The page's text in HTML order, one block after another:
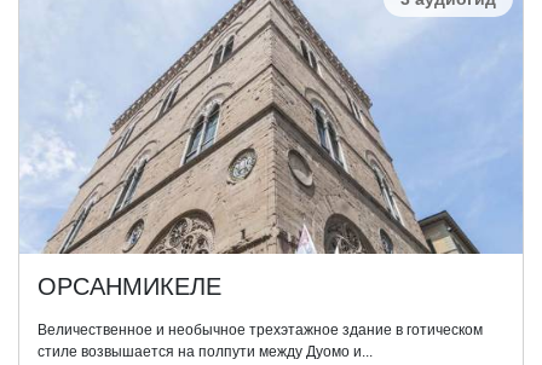
ОРСАНМИКЕЛЕ
Величественное и необычное трехэтажное здание в готическом
стиле возвышается на полпути между Дуомо и...